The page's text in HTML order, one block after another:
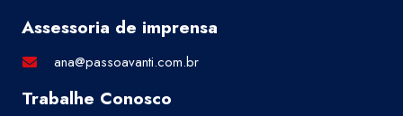
Assessoria de imprensa
ana@passoavanti.com.br
Trabalhe Conosco